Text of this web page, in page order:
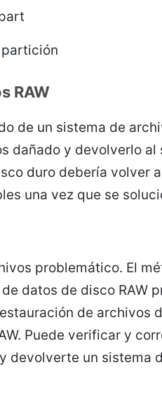
partición
RAW
de un sistema de
dañado y devolverlo al
duro debería volver
una vez que se
problemático. El
datos de disco RAW
de archivos
Puede verificar y
devolverte un sistema